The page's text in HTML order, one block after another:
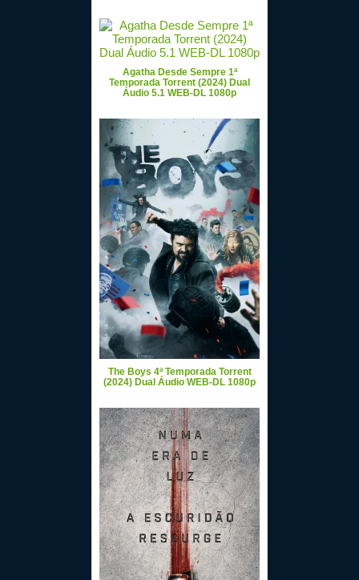
Agatha Desde Sempre 1ª
Temporada Torrent (2024) Dual
Áudio 5.1 WEB-DL 1080p
The Boys 4ª Temporada Torrent
(2024) Dual Áudio WEB-DL 1080p